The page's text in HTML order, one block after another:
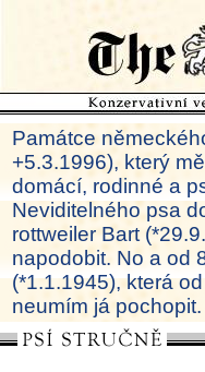
Památce
+5.3.1996), který
domácí, rodinné a
Neviditelného psa
rottweiler Bart
napodobit. No a od
(*1.1.1945), která
neumím já pochopit.